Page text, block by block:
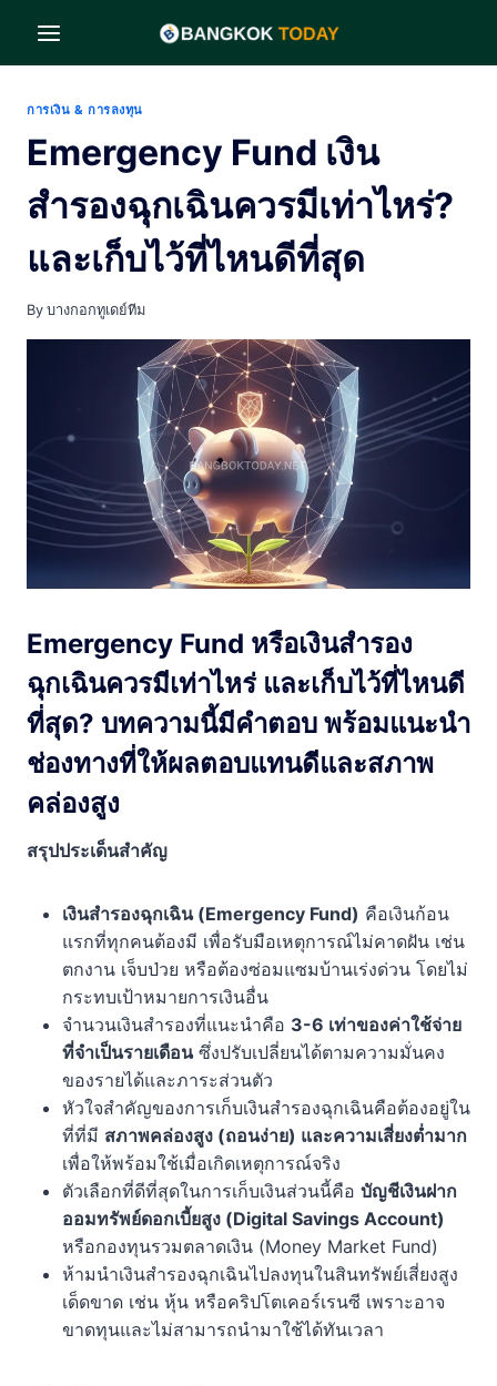
content
การเงิน & การลงทุน
Emergency Fund เงิน
สำรองฉุกเฉินควรมีเท่าไหร่?
และเก็บไว้ที่ไหนดีที่สุด
By บางกอกทูเดย์ทีม
Emergency Fund หรือเงินสำรอง
ฉุกเฉินควรมีเท่าไหร่ และเก็บไว้ที่ไหนดี
ที่สุด? บทความนี้มีคำตอบ พร้อมแนะนำ
ช่องทางที่ให้ผลตอบแทนดีและสภาพ
คล่องสูง
สรุปประเด็นสำคัญ
เงินสำรองฉุกเฉิน (Emergency Fund) คือเงินก้อน
แรกที่ทุกคนต้องมี เพื่อรับมือเหตุการณ์ไม่คาดฝัน เช่น
ตกงาน เจ็บป่วย หรือต้องซ่อมแซมบ้านเร่งด่วน โดยไม่
กระทบเป้าหมายการเงินอื่น
จำนวนเงินสำรองที่แนะนำคือ 3-6 เท่าของค่าใช้จ่าย
ที่จำเป็นรายเดือนซึ่งปรับเปลี่ยนได้ตามความมั่นคง
ของรายได้และภาระส่วนตัว
หัวใจสำคัญของการเก็บเงินสำรองฉุกเฉินคือต้องอยู่ใน
ที่ที่มี สภาพคล่องสูง (ถอนง่าย) และความเสี่ยงต่ำมาก
เพื่อให้พร้อมใช้เมื่อเกิดเหตุการณ์จริง
ตัวเลือกที่ดีที่สุดในการเก็บเงินส่วนนี้คือ บัญชีเงินฝาก
ออมทรัพย์ดอกเบี้ยสูง (Digital Savings Account)
หรือกองทุนรวมตลาดเงิน (Money Market Fund)
ห้ามนำเงินสำรองฉุกเฉินไปลงทุนในสินทรัพย์เสี่ยงสูง
เด็ดขาด เช่น หุ้น หรือคริปโตเคอร์เรนซี เพราะอาจ
ขาดทุนและไม่สามารถนำมาใช้ได้ทันเวลา